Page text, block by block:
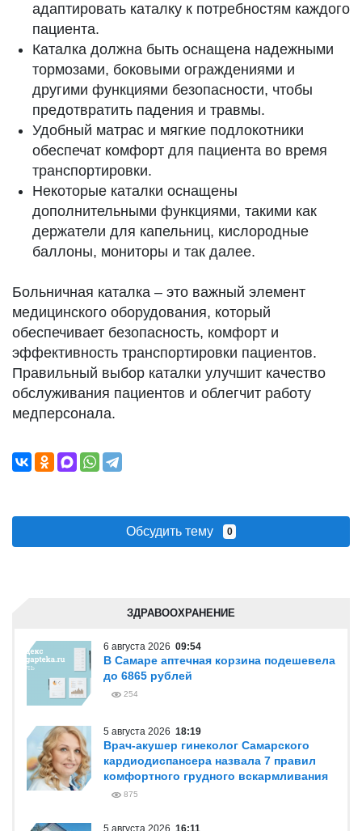
адаптировать каталку к потребностям каждого
пациента.
Каталка должна быть оснащена надежными
тормозами, боковыми ограждениями и
другими функциями безопасности, чтобы
предотвратить падения и травмы.
Удобный матрас и мягкие подлокотники
обеспечат комфорт для пациента во время
транспортировки.
Некоторые каталки оснащены
дополнительными функциями, такими как
держатели для капельниц, кислородные
баллоны, мониторы и так далее.
Больничная каталка – это важный элемент
медицинского оборудования, который
обеспечивает безопасность, комфорт и
эффективность транспортировки пациентов.
Правильный выбор каталки улучшит качество
обслуживания пациентов и облегчит работу
медперсонала.
Обсудить тему 0
ЗДРАВООХРАНЕНИЕ
6 августа 2026 09:54
В Самаре аптечная корзина подешевела
до 6865 рублей
254
5 августа 2026 18:19
Врач-акушер гинеколог Самарского
кардиодиспансера назвала 7 правил
комфортного грудного вскармливания
875
5 августа 2026 16:11